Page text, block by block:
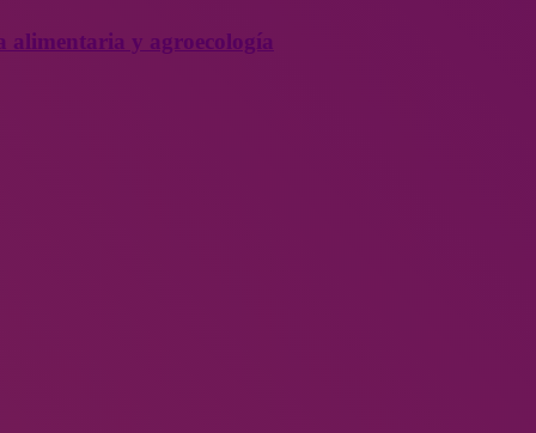
alimentaria y agroecología